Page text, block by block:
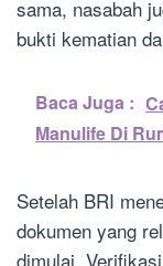
sama, nasabah
bukti kematian
Baca Juga :
Manulife Di
Setelah BRI
dokumen yang
dimulai.